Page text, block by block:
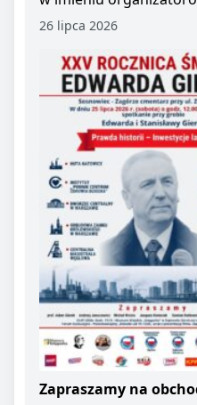
26 lipca 2026
Zapraszamy na